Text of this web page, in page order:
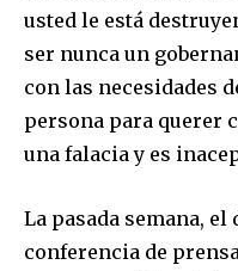
usted le está
ser nunca un
con las necesidades
persona para querer
una falacia y es
La pasada semana,
conferencia de